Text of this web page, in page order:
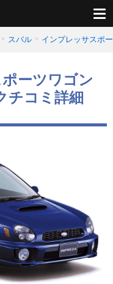
スバル インプレッサスポ
ーツワゴン
チコミ詳細